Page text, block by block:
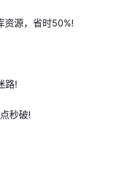
资源，省时50%!
路!
秒破!